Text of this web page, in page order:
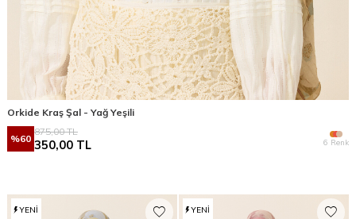
Orkide Kraş Şal - Yağ Yeşili
%60
875,00TL
350,00 TL 6 Renk
YENI YENI